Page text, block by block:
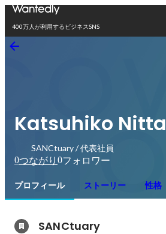
400万人が利用するビジネスSNS
Katsuhiko Nitta
SANCtuary / 代表社員
0つながり 0フォロワー
プロフィール ストーリー 性格
SANCtuary